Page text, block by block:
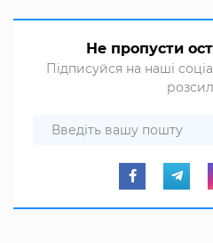
Не пропусти
Підписуйся на наші